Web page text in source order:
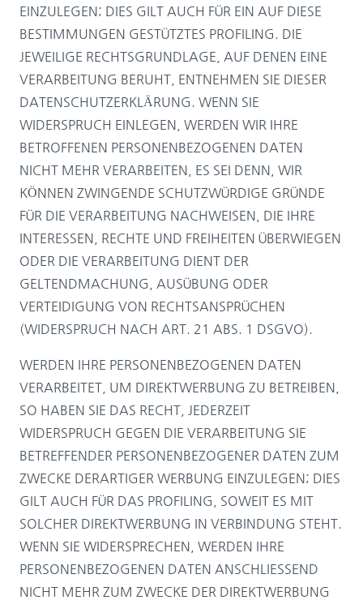
EINZULEGEN; DIES GILT AUCH FÜR EIN AUF DIESE
BESTIMMUNGEN GESTÜTZTES PROFILING. DIE
JEWEILIGE RECHTSGRUNDLAGE, AUF DENEN EINE
VERARBEITUNG BERUHT, ENTNEHMEN SIE DIESER
DATENSCHUTZERKLÄRUNG. WENN SIE
WIDERSPRUCH EINLEGEN, WERDEN WIR IHRE
BETROFFENEN PERSONENBEZOGENEN DATEN
NICHT MEHR VERARBEITEN, ES SEI DENN, WIR
KÖNNEN ZWINGENDE SCHUTZWÜRDIGE GRÜNDE
FÜR DIE VERARBEITUNG NACHWEISEN, DIE IHRE
INTERESSEN, RECHTE UND FREIHEITEN ÜBERWIEGEN
ODER DIE VERARBEITUNG DIENT DER
GELTENDMACHUNG, AUSÜBUNG ODER
VERTEIDIGUNG VON RECHTSANSPRÜCHEN
(WIDERSPRUCH NACH ART. 21 ABS. 1 DSGVO).
WERDEN IHRE PERSONENBEZOGENEN DATEN
VERARBEITET, UM DIREKTWERBUNG ZU BETREIBEN,
SO HABEN SIE DAS RECHT, JEDERZEIT
WIDERSPRUCH GEGEN DIE VERARBEITUNG SIE
BETREFFENDER PERSONENBEZOGENER DATEN ZUM
ZWECKE DERARTIGER WERBUNG EINZULEGEN; DIES
GILT AUCH FÜR DAS PROFILING, SOWEIT ES MIT
SOLCHER DIREKTWERBUNG IN VERBINDUNG STEHT.
WENN SIE WIDERSPRECHEN, WERDEN IHRE
PERSONENBEZOGENEN DATEN ANSCHLIESSEND
NICHT MEHR ZUM ZWECKE DER DIREKTWERBUNG